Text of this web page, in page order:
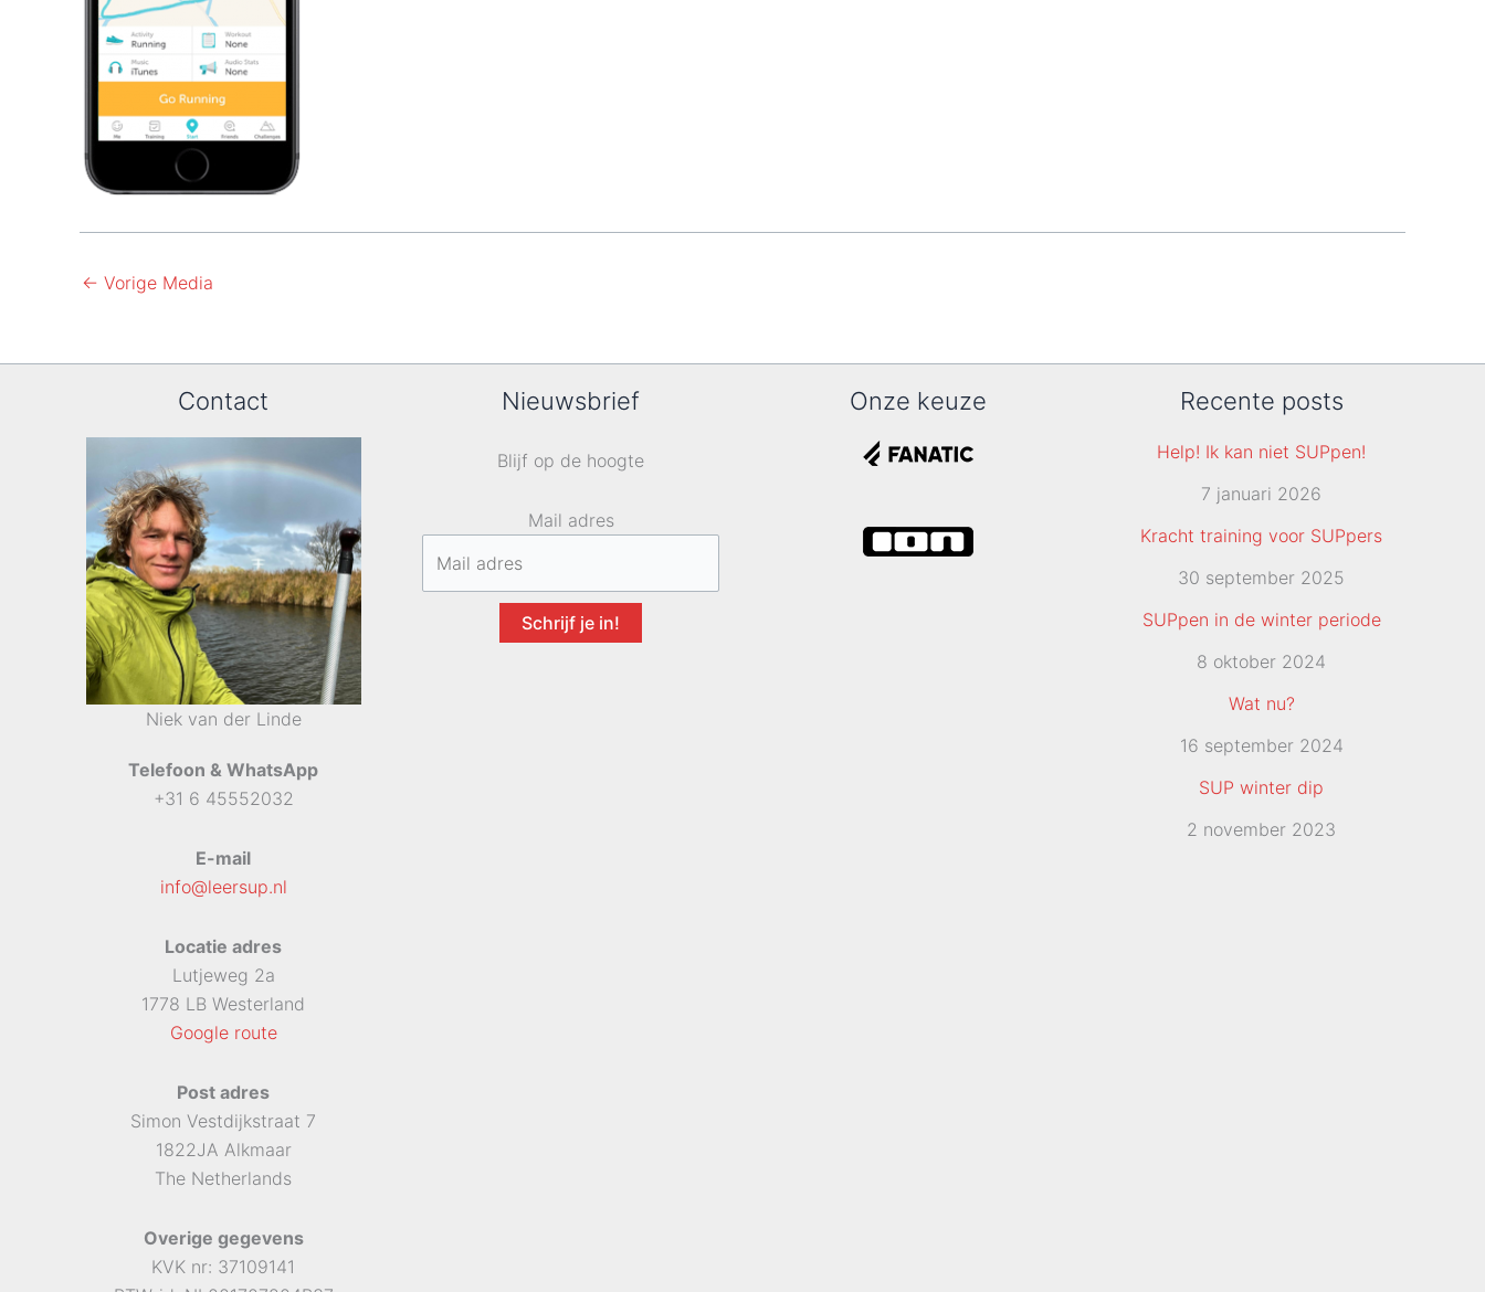
← Vorige Media
Contact
Niek van der Linde
Telefoon & WhatsApp
+31 6 45552032
E-mail
info@leersup.nl
Locatie adres
Lutjeweg 2a
1778 LB Westerland
Google route
Post adres
Simon Vestdijkstraat 7
1822JA Alkmaar
The Netherlands
Overige gegevens
KVK nr: 37109141
Nieuwsbrief
Blijf op de hoogte
Mail adres
Schrijf je in!
Onze keuze Recente posts
Help! Ik kan niet SUPpen!
7 januari 2026
Kracht training voor SUPpers
30 september 2025
SUPpen in de winter periode
8 oktober 2024
Wat nu?
16 september 2024
SUP winter dip
2 november 2023